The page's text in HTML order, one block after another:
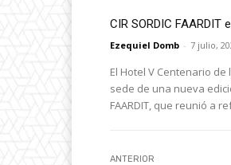
CIR SORDIC FAARDIT
Ezequiel Domb - 7 julio,
El Hotel V Centenario
sede de una nueva
FAARDIT, que reunió a
ANTERIOR